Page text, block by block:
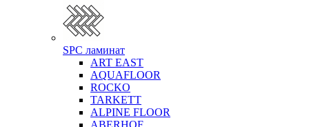
SPC ламинат
ART EAST
AQUAFLOOR
ROCKO
TARKETT
ALPINE FLOOR
ABERHOF